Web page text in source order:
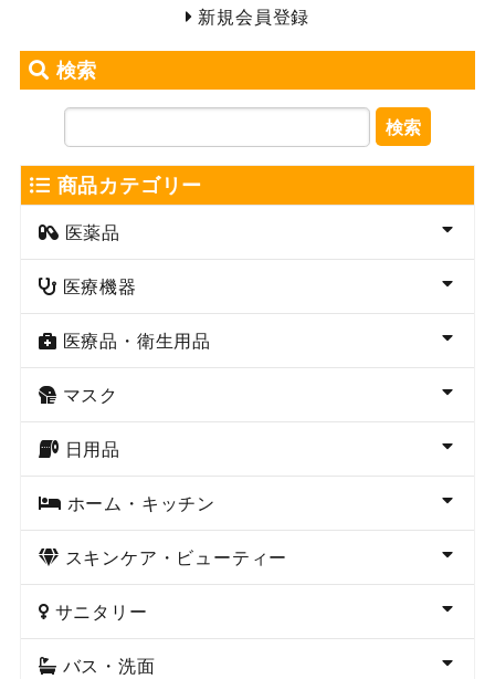
新規会員登録
検索
検索
商品カテゴリー
医薬品
医療機器
医療品・衛生用品
マスク
日用品
ホーム・キッチン
スキンケア・ビューティー
サニタリー
バス・洗面